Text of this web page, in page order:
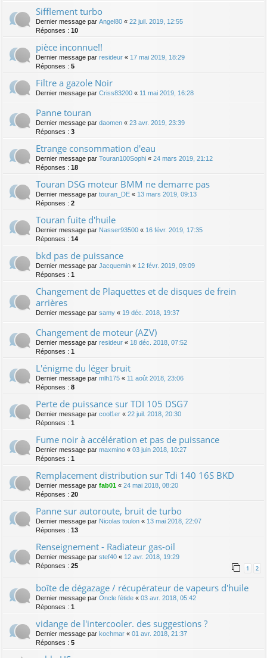
Sifflement turbo
Dernier message par Angel80 « 22 juil. 2019, 12:55
Réponses : 10
pièce inconnue!!
Dernier message par resideur « 17 mai 2019, 18:29
Réponses : 5
Filtre a gazole Noir
Dernier message par Criss83200 « 11 mai 2019, 16:28
Panne touran
Dernier message par daomen « 23 avr. 2019, 23:39
Réponses : 3
Etrange consommation d'eau
Dernier message par Touran100Sophi « 24 mars 2019, 21:12
Réponses : 18
Touran DSG moteur BMM ne demarre pas
Dernier message par touran_DE « 13 mars 2019, 09:13
Réponses : 2
Touran fuite d'huile
Dernier message par Nasser93500 « 16 févr. 2019, 17:35
Réponses : 14
bkd pas de puissance
Dernier message par Jacquemin « 12 févr. 2019, 09:09
Réponses : 1
Changement de Plaquettes et de disques de frein
arrières
Dernier message par samy « 19 déc. 2018, 19:37
Changement de moteur (AZV)
Dernier message par resideur « 18 déc. 2018, 07:52
Réponses : 1
L'énigme du léger bruit
Dernier message par mlh175 « 11 août 2018, 23:06
Réponses : 8
Perte de puissance sur TDI 105 DSG7
Dernier message par cool1er « 22 juil. 2018, 20:30
Réponses : 1
Fume noir à accélération et pas de puissance
Dernier message par maxmino « 03 juin 2018, 10:27
Réponses : 1
Remplacement distribution sur Tdi 140 16S BKD
Dernier message par fab01 « 24 mai 2018, 08:20
Réponses : 20
Panne sur autoroute, bruit de turbo
Dernier message par Nicolas toulon « 13 mai 2018, 22:07
Réponses : 13
Renseignement - Radiateur gas-oil
Dernier message par stef40 « 12 avr. 2018, 19:29
Réponses : 25 1 2
boîte de dégazage / récupérateur de vapeurs d'huile
Dernier message par Oncle fétide « 03 avr. 2018, 05:42
Réponses : 1
vidange de l'intercooler. des suggestions ?
Dernier message par kochmar « 01 avr. 2018, 21:37
Réponses : 5